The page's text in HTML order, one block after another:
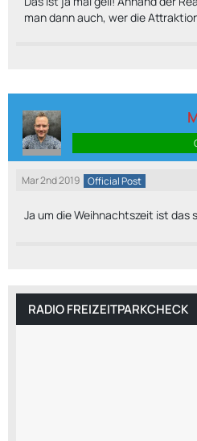
man dann auch, wer die
Mar 2nd 2019 Official Post
Ja um die Weihnachtszeit ist das
RADIO FREIZEITPARKCHECK